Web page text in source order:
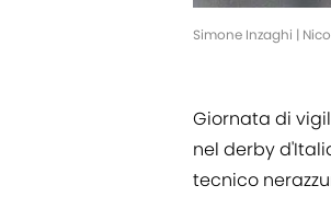
Simone Inzaghi |
Giornata di
nel derby
tecnico